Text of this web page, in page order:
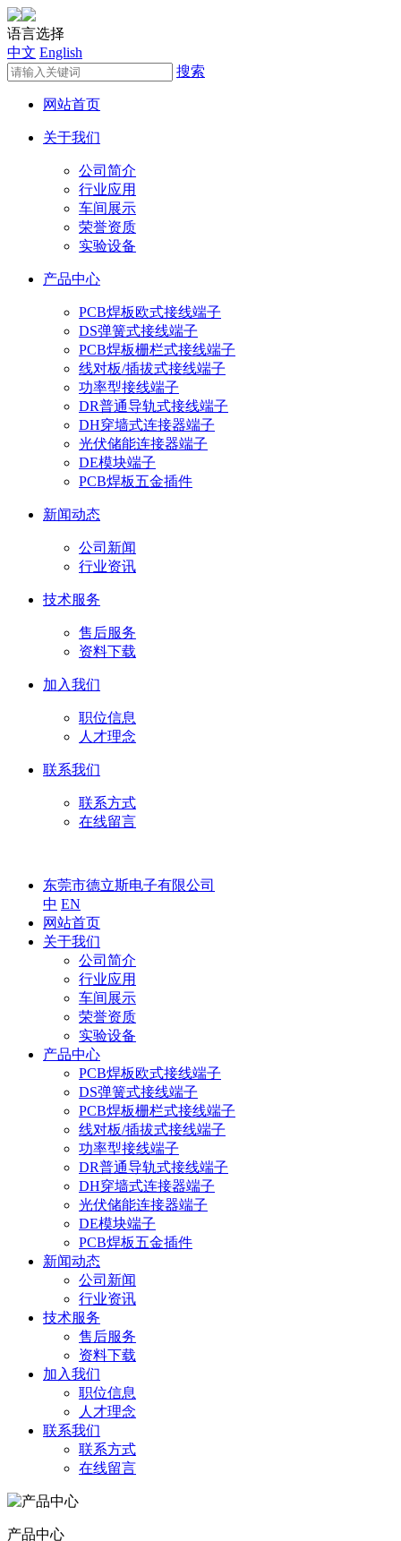
语言选择
中文 English
搜索
网站首页
关于我们
公司简介
行业应用
车间展示
荣誉资质
实验设备
产品中心
PCB焊板欧式接线端子
DS弹簧式接线端子
PCB焊板栅栏式接线端子
线对板/插拔式接线端子
功率型接线端子
DR普通导轨式接线端子
DH穿墙式连接器端子
光伏储能连接器端子
DE模块端子
PCB焊板五金插件
新闻动态
公司新闻
行业资讯
技术服务
售后服务
资料下载
加入我们
职位信息
人才理念
联系我们
联系方式
在线留言
东莞市德立斯电子有限公司
中 EN
网站首页
关于我们
公司简介
行业应用
车间展示
荣誉资质
实验设备
产品中心
PCB焊板欧式接线端子
DS弹簧式接线端子
PCB焊板栅栏式接线端子
线对板/插拔式接线端子
功率型接线端子
DR普通导轨式接线端子
DH穿墙式连接器端子
光伏储能连接器端子
DE模块端子
PCB焊板五金插件
新闻动态
公司新闻
行业资讯
技术服务
售后服务
资料下载
加入我们
职位信息
人才理念
联系我们
联系方式
在线留言
产品中心